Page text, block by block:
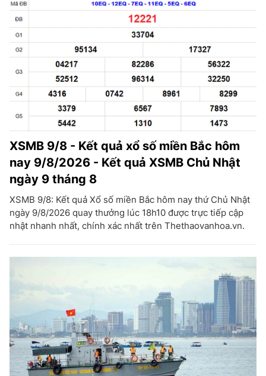
XSMB 9/8 - Kết quả xổ số miền Bắc hôm
nay 9/8/2026 - Kết quả XSMB Chủ Nhật
ngày 9 tháng 8
XSMB 9/8: Kết quả Xổ số miền Bắc hôm nay thứ Chủ Nhật
ngày 9/8/2026 quay thưởng lúc 18h10 được trực tiếp cập
nhật nhanh nhất, chính xác nhất trên Thethaovanhoa.vn.